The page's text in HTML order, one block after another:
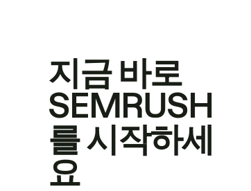
지금 바로
SEMRUSH
를 시작하세
요